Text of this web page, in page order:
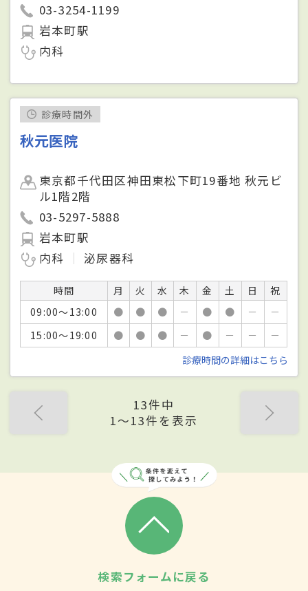
03-3254-1199
岩本町駅
内科
診療時間外
秋元医院
東京都千代田区神田東松下町19番地 秋元ビ
ル1階2階
03-5297-5888
岩本町駅
内科
泌尿器科
時間 月 火 水 木 金 土 日
祝
09:00～13:00
● ● ● － ● ● －
－
15:00～19:00
● ● ● － ● － －
－
診療時間の詳細はこちら
13件中
1〜13件を表示
検索フォームに戻る